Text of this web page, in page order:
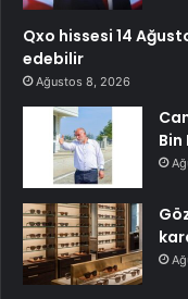
Qxo hissesi 14
edebilir
Ağustos 8, 2026